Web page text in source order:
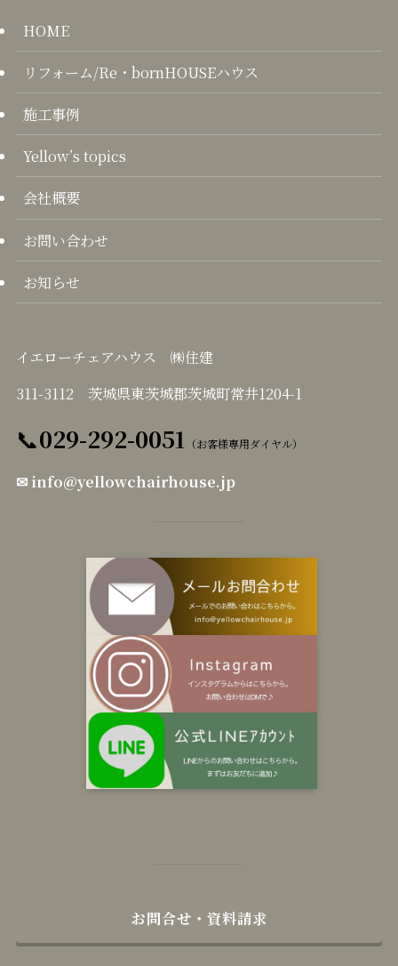
HOME
リフォーム/Re・bornHOUSEハウス
施工事例
Yellow’s topics
会社概要
お問い合わせ
お知らせ
イエローチェアハウス ㈱住建
311-3112 茨城県東茨城郡茨城町常井1204-1
📞029-292-0051 （お客様専用ダイヤル）
✉ info@yellowchairhouse.jp
お問合せ・資料請求